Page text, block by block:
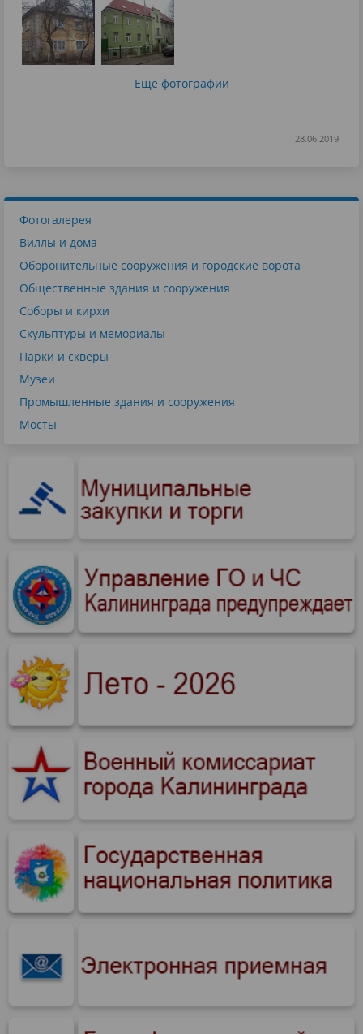
Еще фотографии
28.06.2019
Фотогалерея
Виллы и дома
Оборонительные сооружения и городские ворота
Общественные здания и сооружения
Соборы и кирхи
Скульптуры и мемориалы
Парки и скверы
Музеи
Промышленные здания и сооружения
Мосты